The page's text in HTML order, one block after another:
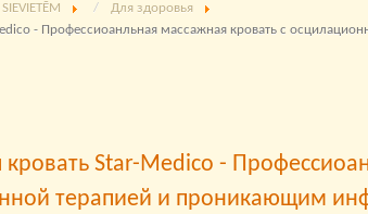
SIEVIETĒM
Для здоровья
- Профессиоанльная массажная кровать с
Star-Medico -
терапией и проникающим